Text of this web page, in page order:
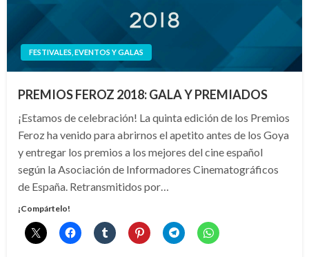
FESTIVALES, EVENTOS Y GALAS
PREMIOS FEROZ 2018: GALA Y PREMIADOS
¡Estamos de celebración! La quinta edición de los Premios
Feroz ha venido para abrirnos el apetito antes de los Goya
y entregar los premios a los mejores del cine español
según la Asociación de Informadores Cinematográficos
de España. Retransmitidos por…
¡Compártelo!